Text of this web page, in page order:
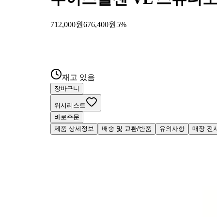
712,000원676,400원 5%
재고 있음
장바구니
위시리스트
바로주문
제품 상세정보
배송 및 교환/반품 유의사항 매장 전